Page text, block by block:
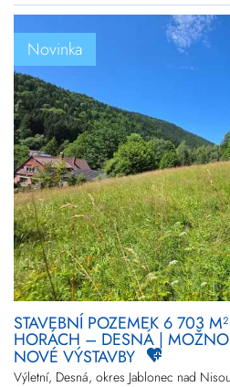
Novinka
STAVEBNÍ POZEMEK 6 703
HORÁCH – DESNÁ |
NOVÉ VÝSTAVBY
Výletní, Desná, okres Jablonec nad Nisou